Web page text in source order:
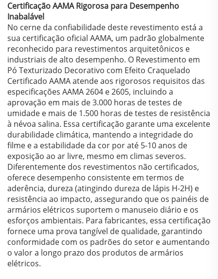
Certificação AAMA Rigorosa para Desempenho
Inabalável
No cerne da confiabilidade deste revestimento está a
sua certificação oficial AAMA, um padrão globalmente
reconhecido para revestimentos arquitetônicos e
industriais de alto desempenho. O Revestimento em
Pó Texturizado Decorativo com Efeito Craquelado
Certificado AAMA atende aos rigorosos requisitos das
especificações AAMA 2604 e 2605, incluindo a
aprovação em mais de 3.000 horas de testes de
umidade e mais de 1.500 horas de testes de resistência
à névoa salina. Essa certificação garante uma excelente
durabilidade climática, mantendo a integridade do
filme e a estabilidade da cor por até 5-10 anos de
exposição ao ar livre, mesmo em climas severos.
Diferentemente dos revestimentos não certificados,
oferece desempenho consistente em termos de
aderência, dureza (atingindo dureza de lápis H-2H) e
resistência ao impacto, assegurando que os painéis de
armários elétricos suportem o manuseio diário e os
esforços ambientais. Para fabricantes, essa certificação
fornece uma prova tangível de qualidade, garantindo
conformidade com os padrões do setor e aumentando
o valor a longo prazo dos produtos de armários
elétricos.